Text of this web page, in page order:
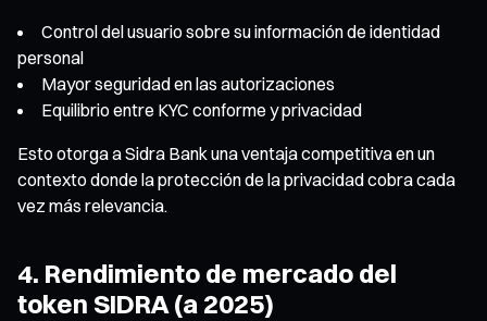
Control del usuario sobre su información de identidad
personal
Mayor seguridad en las autorizaciones
Equilibrio entre KYC conforme y privacidad
Esto otorga a Sidra Bank una ventaja competitiva en un
contexto donde la protección de la privacidad cobra cada
vez más relevancia.
4. Rendimiento de mercado del
token SIDRA (a 2025)